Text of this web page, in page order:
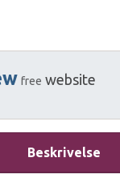
free website
Beskrivelse